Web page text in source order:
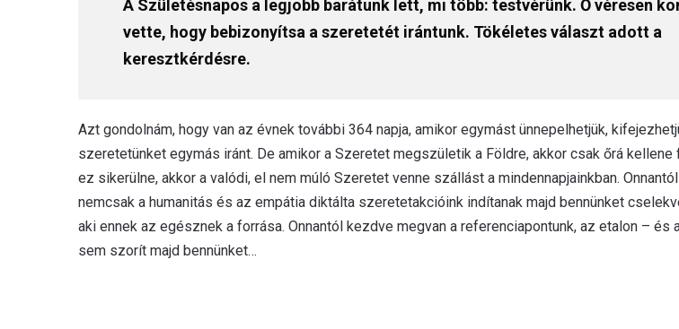
A Születésnapos a legjobb barátunk lett, mi több: testvérünk. Ő véresen
vette, hogy bebizonyítsa a szeretetét irántunk. Tökéletes választ adott a
keresztkérdésre.
Azt gondolnám, hogy van az évnek további 364 napja, amikor egymást ünnepelhetjük,
szeretetünket egymás iránt. De amikor a Szeretet megszületik a Földre, akkor csak őrá kellene
ez sikerülne, akkor a valódi, el nem múló Szeretet venne szállást a mindennapjainkban.
nemcsak a humanitás és az empátia diktálta szeretetakcióink indítanak majd bennünket
aki ennek az egésznek a forrása. Onnantól kezdve megvan a referenciapontunk, az etalon – és
sem szorít majd bennünket…